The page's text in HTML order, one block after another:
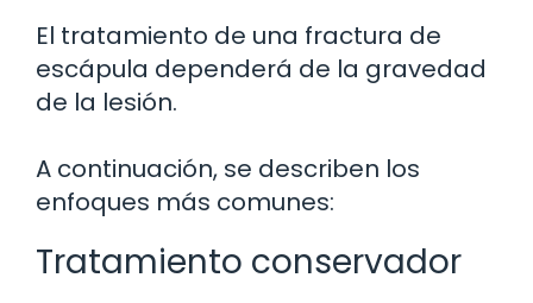
El tratamiento de una fractura de
escápula dependerá de la gravedad
de la lesión.
A continuación, se describen los
enfoques más comunes:
Tratamiento conservador